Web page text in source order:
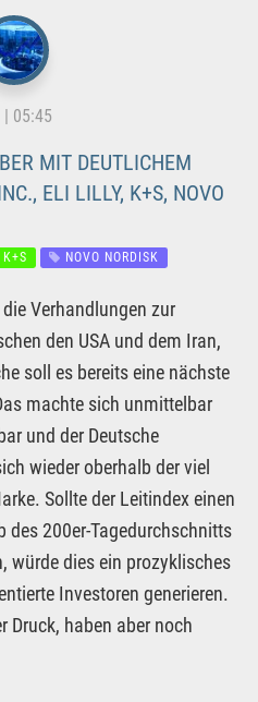
05:45
MIT DEUTLICHEM
ELI LILLY, K+S, NOVO
K+S
NOVO NORDISK
Verhandlungen zur
den USA und dem Iran,
soll es bereits eine nächste
machte sich unmittelbar
und der Deutsche
wieder oberhalb der viel
Sollte der Leitindex einen
des 200er-Tagedurchschnitts
würde dies ein prozyklisches
Investoren generieren.
Druck, haben aber noch